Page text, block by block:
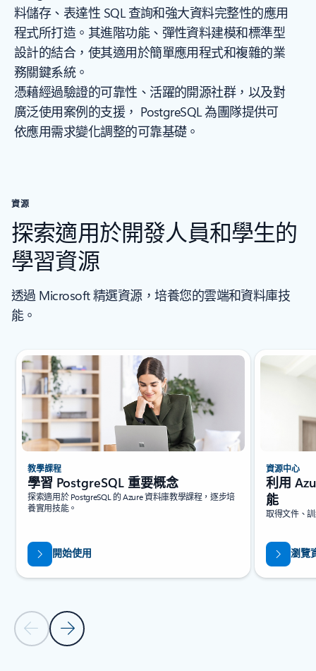
料儲存、表達性 SQL 查詢和強大資料完整性的應用
程式所打造。其進階功能、彈性資料建模和標準型
設計的結合，使其適用於簡單應用程式和複雜的業
務關鍵系統。
憑藉經過驗證的可靠性、活躍的開源社群，以及對
廣泛使用案例的支援， PostgreSQL 為團隊提供可
依應用需求變化調整的可靠基礎。
資源
探索適用於開發人員和學生的
學習資源
透過 Microsoft 精選資源，培養您的雲端和資料庫技
能。
新投影片已顯示
上一張投影片下一張投影片
教學課程
學習 PostgreSQL 重要概念
探索適用於 PostgreSQL 的 Azure 資料庫教學課程，逐步培
養實用技能。
開始使用
資源中心
利用
能
取得文件、
瀏覽